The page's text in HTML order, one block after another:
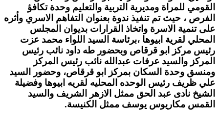
القومي للمراة ومديرية التربية والتعليم وحدة تكافؤ
الفرص ، حيث تم تنفيذ ندوة بعنوان التفاهم الاسري وأثره
على تنمية الاسرة واتخاذ القرارات بديوان المجلس
المحلي لقرية ابيوها ،برئاسة السيد اللواء محمد عزت
رئيس مركز ابو قرقاص وبحضور طه داود نائب رئيس
المركز والسيد عرفات عبدالله نائب رئيس المركز
ومنسق وحدة السكان بمركز ابو قرقاص، وحضور السيد
علي ظريف رئيس الوحده المحليه لقريه ابيوها وفضيلة
الشيخ نادى عبد الحق ممثل الازهر الشريف والسيد
القمس مكاريوس يوسف ممثل الكنيسة.